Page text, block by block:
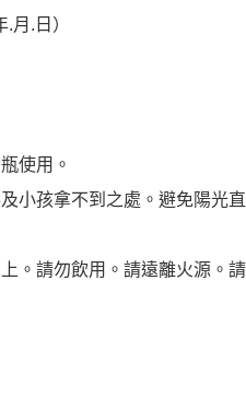
月.日）
使用。
小孩拿不到之處。避免陽光直
。請勿飲用。請遠離火源。請